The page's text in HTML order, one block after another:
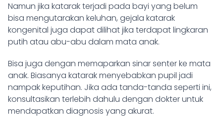
Namun jika katarak terjadi pada bayi yang belum
bisa mengutarakan keluhan, gejala katarak
kongenital juga dapat dilihat jika terdapat lingkaran
putih atau abu-abu dalam mata anak.
Bisa juga dengan memaparkan sinar senter ke mata
anak. Biasanya katarak menyebabkan pupil jadi
nampak keputihan. Jika ada tanda-tanda seperti ini,
konsultasikan terlebih dahulu dengan dokter untuk
mendapatkan diagnosis yang akurat.